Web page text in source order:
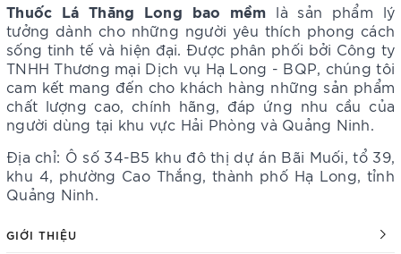
Thuốc Lá Thăng Long bao mềm là sản phẩm lý
tưởng dành cho những người yêu thích phong cách
sống tinh tế và hiện đại. Được phân phối bởi Công ty
TNHH Thương mại Dịch vụ Hạ Long - BQP, chúng tôi
cam kết mang đến cho khách hàng những sản phẩm
chất lượng cao, chính hãng, đáp ứng nhu cầu của
người dùng tại khu vực Hải Phòng và Quảng Ninh​​​.
Địa chỉ: Ô số 34-B5 khu đô thị dự án Bãi Muối, tổ 39,
khu 4, phường Cao Thắng, thành phố Hạ Long, tỉnh
Quảng Ninh.
GIỚI THIỆU